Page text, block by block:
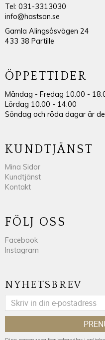
Tel: 031-3313030
info@hastson.se
Gamla Alingsåsvägen 24
433 38 Partille
ÖPPETTIDER
Måndag - Fredag 10.00 -
Lördag 10.00 - 14.00
Söndag och röda dagar är
KUNDTJÄNST
Mina Sidor
Kundtjänst
Kontakt
FÖLJ OSS
Facebook
Instagram
NYHETSBREV